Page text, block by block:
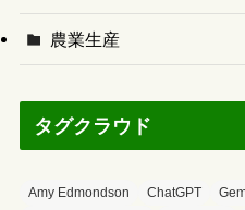
農業生産
タグクラウド
Amy Edmondson ChatGPT